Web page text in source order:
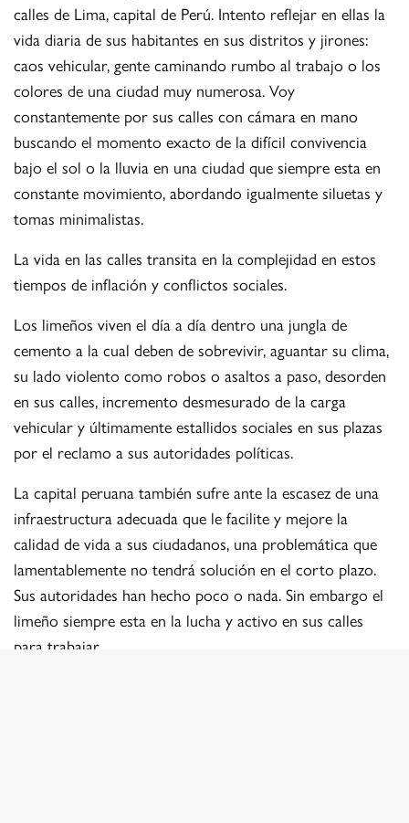
calles de Lima, capital de Perú. Intento reflejar en ellas la
vida diaria de sus habitantes en sus distritos y jirones:
caos vehicular, gente caminando rumbo al trabajo o los
colores de una ciudad muy numerosa. Voy
constantemente por sus calles con cámara en mano
buscando el momento exacto de la difícil convivencia
bajo el sol o la lluvia en una ciudad que siempre esta en
constante movimiento, abordando igualmente siluetas y
tomas minimalistas.
La vida en las calles transita en la complejidad en estos
tiempos de inflación y conflictos sociales.
Los limeños viven el día a día dentro una jungla de
cemento a la cual deben de sobrevivir, aguantar su clima,
su lado violento como robos o asaltos a paso, desorden
en sus calles, incremento desmesurado de la carga
vehicular y últimamente estallidos sociales en sus plazas
por el reclamo a sus autoridades políticas.
La capital peruana también sufre ante la escasez de una
infraestructura adecuada que le facilite y mejore la
calidad de vida a sus ciudadanos, una problemática que
lamentablemente no tendrá solución en el corto plazo.
Sus autoridades han hecho poco o nada. Sin embargo el
limeño siempre esta en la lucha y activo en sus calles
para trabajar.